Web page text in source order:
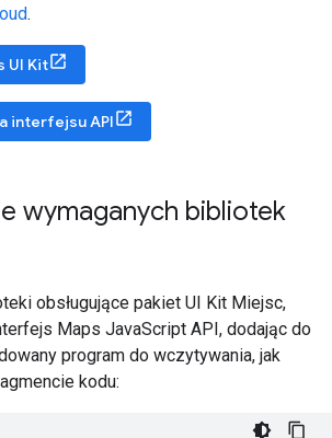
.
UI Kit
interfejsu API
wymaganych bibliotek
obsługujące pakiet UI Kit Miejsc,
Maps JavaScript API, dodając do
program do wczytywania, jak
kodu: